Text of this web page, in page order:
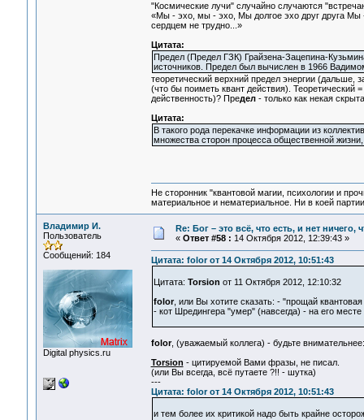
"Космические лучи" случайно случаются
«Мы - эхо, мы - эхо, Мы долгое эхо друг друга Мы
сердцем не трудно...»
Цитата:
Предел (Предел ГЗК) Грайзена-Зацепина-
источников. Предел был вычислен в 1966
теоретический верхний предел энергии (дальше,
(что бы поиметь квант действия).
действенность)? Предел- только как некая
Цитата:
В такого рода перекачке информации из
множества сторон процесса общественной
Не сторонник "квантовой магии, психологии и
материальное и нематериальное. Ни в коей
Владимир И.
Пользователь
Сообщений: 184
Digital physics.ru
Re: Бог – это всё, что есть, и нет
« Ответ #58 : 14 Октября 2012, 12:39:43 »
Цитата: folor от 14 Октября 2012, 10:51:43
Цитата: Torsion от 11 Октября 2012, 12:10:32
folor, или Вы хотите сказать: - "прощай квантовая
- кот Шредингера "умер" (навсегда) - на его
folor, (уважаемый коллега) - будьте внимательнее:
Torsion - цитируемой Вами фразы, не писал.
(или Вы всегда, всё путаете ?!! - шутка)
---
Цитата: folor от 14 Октября 2012, 10:51:43
и тем более их критикой надо быть крайне